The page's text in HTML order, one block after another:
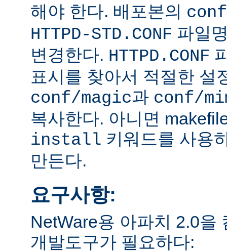
해야 한다. 배포본의 conf
HTTPD-STD.CONF 파일
변경한다. HTTPD.CONF
표시를 찾아서 적절한 설
conf/magic과 conf/
복사한다. 아니면
install 키워드를 사용
만든다.
요구사항:
NetWare용 아파치 2.0을
개발도구가 필요하다: